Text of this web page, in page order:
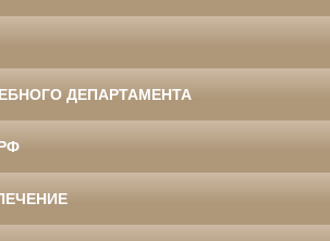
ДЕПАРТАМЕНТА